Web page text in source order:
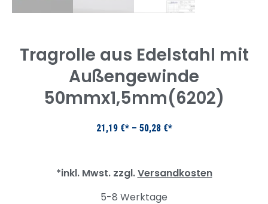
Tragrolle aus Edelstahl mit
Außengewinde
50mmx1,5mm(6202)
21,19 € – 50,28 €
*inkl. Mwst. zzgl.Versandkosten
5-8 Werktage